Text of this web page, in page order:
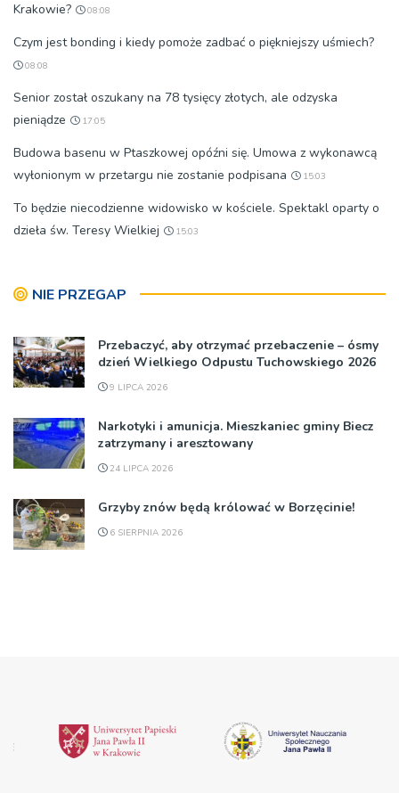
Krakowie?
08:08
Czym jest bonding i kiedy pomoże zadbać o piękniejszy uśmiech?
08:08
Senior został oszukany na 78 tysięcy złotych, ale odzyska
pieniądze
17:05
Budowa basenu w Ptaszkowej opóźni się. Umowa z wykonawcą
wyłonionym w przetargu nie zostanie podpisana
15:03
To będzie niecodzienne widowisko w kościele. Spektakl oparty o
dzieła św. Teresy Wielkiej
15:03
NIE PRZEGAP
Przebaczyć, aby otrzymać przebaczenie – ósmy
dzień Wielkiego Odpustu Tuchowskiego 2026
9 LIPCA 2026
Narkotyki i amunicja. Mieszkaniec gminy Biecz
zatrzymany i aresztowany
24 LIPCA 2026
Grzyby znów będą królować w Borzęcinie!
6 SIERPNIA 2026